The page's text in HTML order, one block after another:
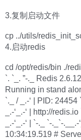
3.复制启动文件
cp ../utils/
4.启动redis
cd /opt/redis/bin ./
`. `_. ”-._ Redis
Running in stand
`._ / _.-‘ | PID: 24454
_.-‘_.-‘ | http://
_.-‘_.-‘ | `-._ `-._`-
10:34:19.519 #